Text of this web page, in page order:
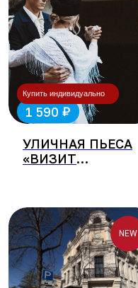
УЛИЧНАЯ ПЬЕСА
«ВИЗИТ
1 590 ₽
NEW